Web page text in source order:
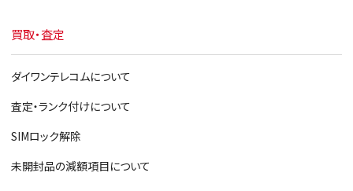
買取・査定
ダイワンテレコムについて
査定・ランク付けについて
SIMロック解除
未開封品の減額項目について